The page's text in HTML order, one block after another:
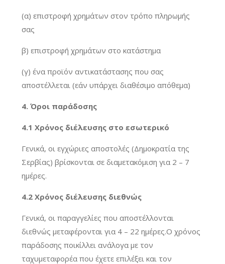
(α) επιστροφή χρημάτων στον τρόπο πληρωμής
σας
β) επιστροφή χρημάτων στο κατάστημα
(γ) ένα προϊόν αντικατάστασης που σας
αποστέλλεται (εάν υπάρχει διαθέσιμο απόθεμα)
4. Όροι παράδοσης
4.1 Χρόνος διέλευσης στο εσωτερικό
Γενικά, οι εγχώριες αποστολές (Δημοκρατία της
Σερβίας) βρίσκονται σε διαμετακόμιση για 2 – 7
ημέρες.
4.2 Χρόνος διέλευσης διεθνώς
Γενικά, οι παραγγελίες που αποστέλλονται
διεθνώς μεταφέρονται για 4 – 22 ημέρες.Ο χρόνος
παράδοσης ποικίλλει ανάλογα με τον
ταχυμεταφορέα που έχετε επιλέξει και τον